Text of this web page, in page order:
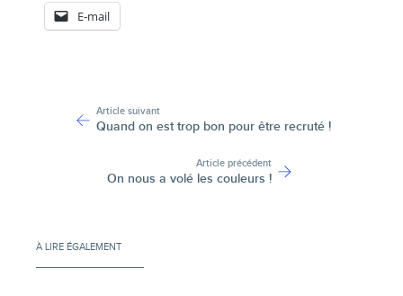
E-mail
Article suivant
Quand on est trop bon pour être recruté !
Article précédent
On nous a volé les couleurs !
À LIRE ÉGALEMENT